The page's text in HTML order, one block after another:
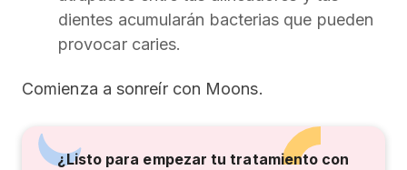
dientes acumularán bacterias que pueden
provocar caries.
Comienza a sonreír con Moons.
¿Listo para empezar tu tratamiento con